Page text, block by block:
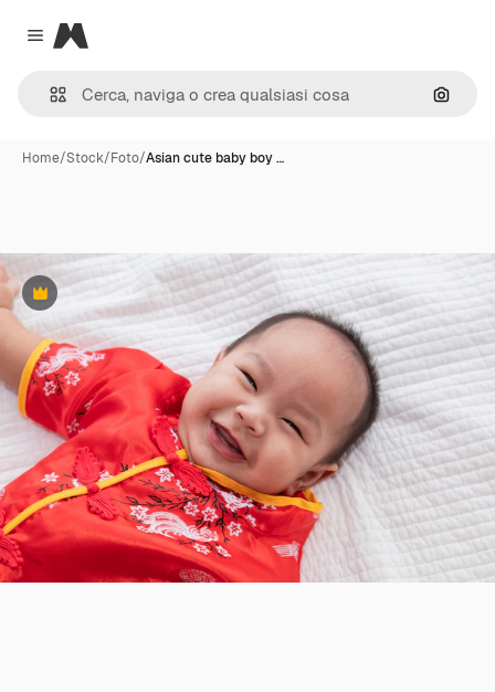
Close menu
Magnific
Cerca
Home/Stock/Foto/Asian cute baby boy …
Premium